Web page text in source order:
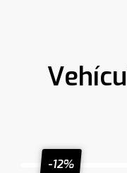
-12%